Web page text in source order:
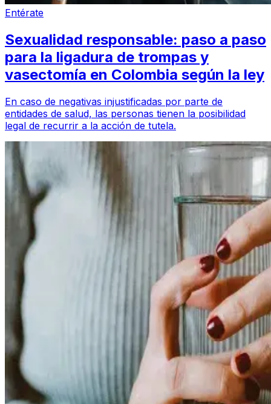
Entérate
Sexualidad responsable: paso a paso
para la ligadura de trompas y
vasectomía en Colombia según la ley
En caso de negativas injustificadas por parte de
entidades de salud, las personas tienen la posibilidad
legal de recurrir a la acción de tutela.